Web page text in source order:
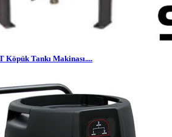
Köpük Tankı Makinası....